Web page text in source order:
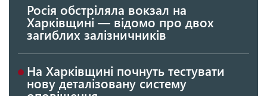
Росія обстріляла вокзал на
Харківщині — відомо про двох
загиблих залізничників
На Харківщині почнуть тестувати
нову деталізовану систему